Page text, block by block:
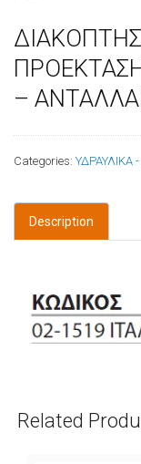
–
Categories: ΥΔΡΑΥΛΙΚΑ
Description
Related